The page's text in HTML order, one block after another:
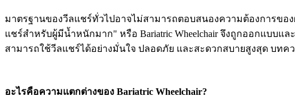
มาตรฐานของวีลแชร์ทั่วไปอาจไม่สามารถตอบสนองความต้องการข
แชร์สำหรับผู้มีน้ำหนักมาก" หรือ Bariatric Wheelchair จึงถูกออกแบบ
สามารถใช้วีลแชร์ได้อย่างมั่นใจ ปลอดภัย และสะดวกสบายสูงสุด บ
อะไรคือความแตกต่างของ Bariatric Wheelchair?